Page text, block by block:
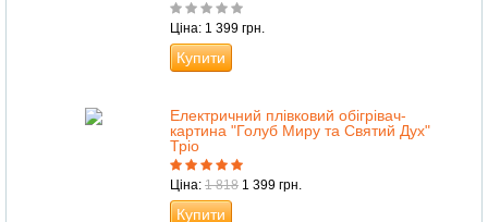
Ціна: 1 399 грн.
Купити
Електричний плівковий обігрівач-
картина "Голуб Миру та Святий Дух"
Тріо
Ціна: 1 818 1 399 грн.
Купити